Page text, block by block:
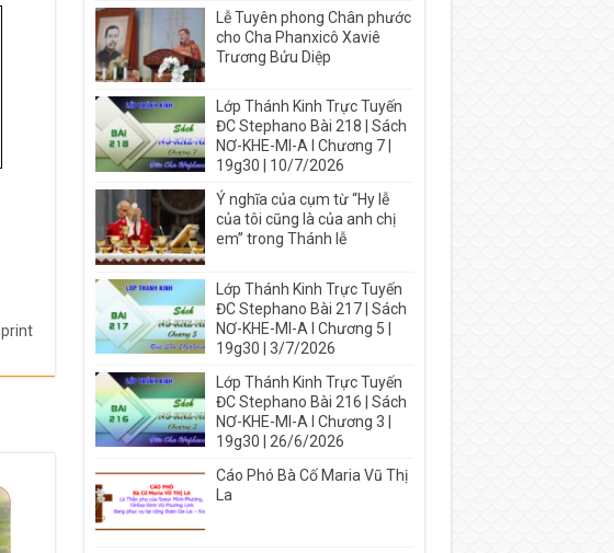
print
Lễ Tuyên phong Chân phước
cho Cha Phanxicô Xaviê
Trương Bửu Diệp
Lớp Thánh Kinh Trực Tuyến
ĐC Stephano Bài 218 | Sách
NƠ-KHE-MI-A I Chương 7 |
19g30 | 10/7/2026
Ý nghĩa của cụm từ “Hy lễ
của tôi cũng là của anh chị
em” trong Thánh lễ
Lớp Thánh Kinh Trực Tuyến
ĐC Stephano Bài 217 | Sách
NƠ-KHE-MI-A I Chương 5 |
19g30 | 3/7/2026
Lớp Thánh Kinh Trực Tuyến
ĐC Stephano Bài 216 | Sách
NƠ-KHE-MI-A I Chương 3 |
19g30 | 26/6/2026
Cáo Phó Bà Cố Maria Vũ Thị
La